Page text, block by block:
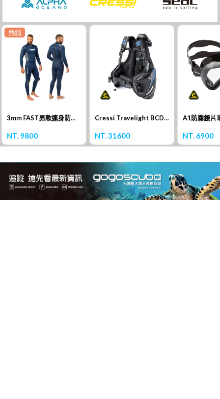
熱銷
3mm FAST男款連身防寒衣
NT. 9800
Cressi Travelight BCD 浮力背心
NT. 31600
A1防霧鏡片
NT. 6900